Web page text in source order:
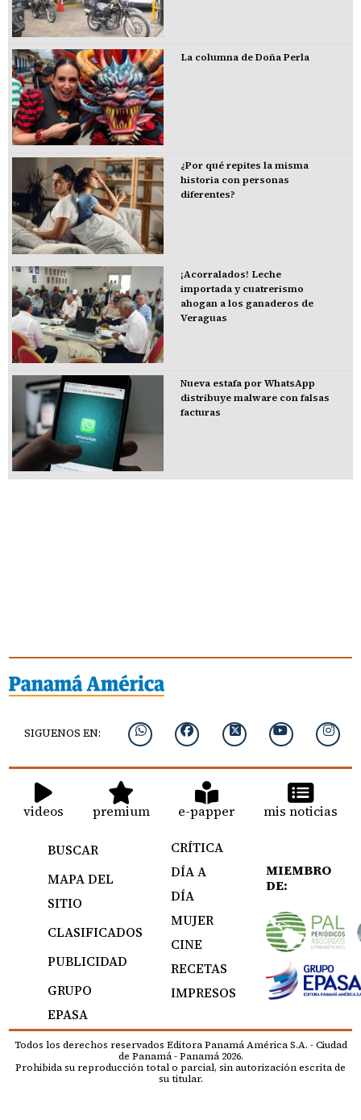
La columna de Doña Perla
¿Por qué repites la misma
historia con personas
diferentes?
¡Acorralados! Leche
importada y cuatrerismo
ahogan a los ganaderos de
Veraguas
Nueva estafa por WhatsApp
distribuye malware con falsas
facturas
SIGUENOS EN:
videos premium e-papper mis noticias
BUSCAR
MAPA DEL
SITIO
CLASIFICADOS
PUBLICIDAD
GRUPO
EPASA
CRÍTICA
DÍA A
DÍA
MUJER
CINE
RECETAS
IMPRESOS
MIEMBRO
DE:
Todos los derechos reservados Editora Panamá América S.A. - Ciudad
de Panamá - Panamá 2026.
Prohibida su reproducción total o parcial, sin autorización escrita de
su titular.